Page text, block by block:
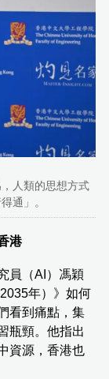
人類的思想方式
通」。
港
員（AI）馮穎
年）》如何
看到痛點，集
瓶頸。他指出
資源，香港也